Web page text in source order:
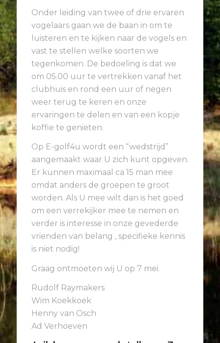
Onder leiding van twee of drie ervaren
vogelaars gaan we de baan in om te
luisteren en te kijken naar de vogels en
vast te stellen welke soorten we
tegenkomen. De bedoeling is dat we
om 05.00 uur te vertrekken vanaf het
clubhuis en rond een uur of negen
weer terug te keren en onze
ervaringen te delen en van een kopje
koffie te genieten.
Op E-golf4u wordt een “wedstrijd”
aangemaakt waar U zich kunt opgeven.
Er kunnen maximaal ca 15 man mee
omdat anders de groepen te groot
worden. Als U mee wilt dan is het goed
om een verrekijker mee te nemen en
verder is interesse in onze gevederde
vrienden van belang , specifieke kennis
is niet nodig!
Graag ontmoeten wij U op 7 mei.
Rudolf Raymakers
Wim Koekkoek
Henny van Osch
Ad Verhoeven